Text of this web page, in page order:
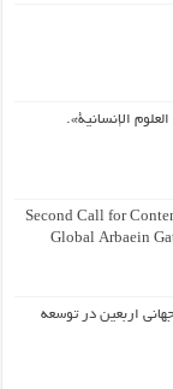
الإنسانية».
Second Call for
Global Arbaein
اربعین در توسعه